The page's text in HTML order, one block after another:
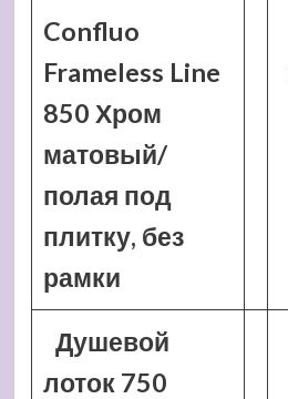
Confluo
Frameless Line
850 Хром
матовый/
полая под
плитку, без
рамки
Душевой
лоток 750